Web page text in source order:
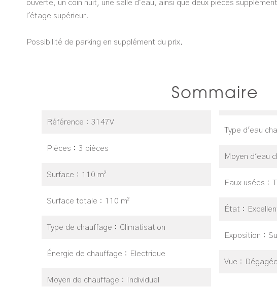
ouverte, un coin nuit, une salle d'eau, ainsi que deux pièces
l'étage supérieur.
Possibilité de parking en supplément du prix.
Sommaire
Référence 3147V
Pièces 3 pièces
Surface 110 m²
Surface totale 110 m²
Type de chauffage Climatisation
Énergie de chauffage Electrique
Moyen de chauffage Individuel
Type d'eau
Moyen d'eau
Eaux usées
État
Exposition
Vue